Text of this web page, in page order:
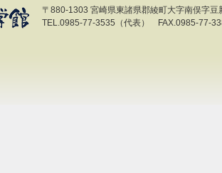
〒880-1303 宮崎県東諸県郡綾町大字南俣字豆
TEL.0985-77-3535（代表） FAX.0985-77-